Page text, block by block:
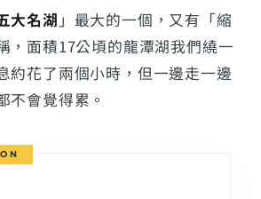
大名湖 」最大的一個，又有「縮
，面積17公頃的龍潭湖我們繞一
約花了兩個小時，但一邊走一邊
不會覺得累。